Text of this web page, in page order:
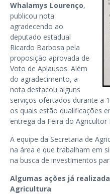
Whalamys Lourenço,
publicou nota
agradecendo ao
deputado estadual
Ricardo Barbosa pela
proposição aprovada de
Voto de Aplausos. Além
do agradecimento, a
nota destacou alguns
serviços ofertados durante a
os quais estão qualificações
entrega da Feira do Agricultor
A equipe da Secretaria de
na área e que trabalham em
na busca de investimentos
Algumas ações já
Agricultura